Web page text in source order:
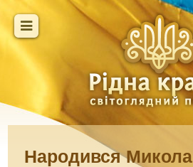
Народився Микола